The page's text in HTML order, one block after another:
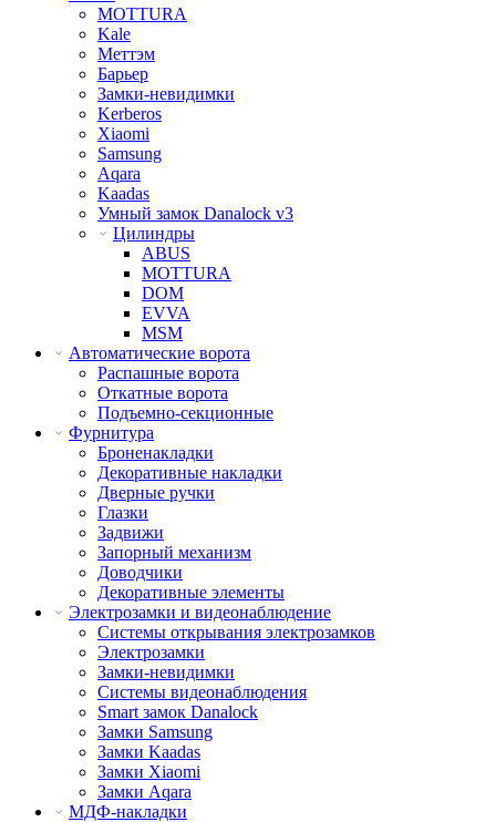
MOTTURA
Kale
Меттэм
Барьер
Замки-невидимки
Kerberos
Xiaomi
Samsung
Aqara
Kaadas
Умный замок Danalock v3
Цилиндры
ABUS
MOTTURA
DOM
EVVA
MSM
Автоматические ворота
Распашные ворота
Откатные ворота
Подъемно-секционные
Фурнитура
Броненакладки
Декоративные накладки
Дверные ручки
Глазки
Задвижи
Запорный механизм
Доводчики
Декоративные элементы
Электрозамки и видеонаблюдение
Системы открывания электрозамков
Электрозамки
Замки-невидимки
Системы видеонаблюдения
Smart замок Danalock
Замки Samsung
Замки Kaadas
Замки Xiaomi
Замки Aqara
МДФ-накладки